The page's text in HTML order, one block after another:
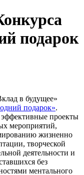
подарок
в будущее»
подарок».
эффективные проекты
мероприятий,
жизненно
творческой
деятельности и
без
ментального